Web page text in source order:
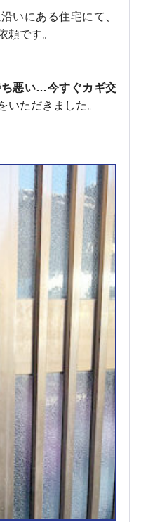
沿いにある住宅にて、
頼です。
ち悪い…今すぐカギ交
いただきました。